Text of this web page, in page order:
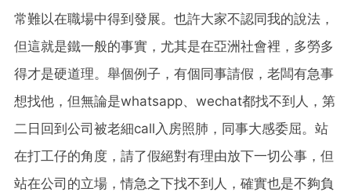
常難以在職場中得到發展。也許大家不認同我的說法，
但這就是鐵一般的事實，尤其是在亞洲社會裡，多勞多
得才是硬道理。舉個例子，有個同事請假，老闆有急事
想找他，但無論是whatsapp、wechat都找不到人，第
二日回到公司被老細call入房照肺，同事大感委屈。站
在打工仔的角度，請了假絕對有理由放下一切公事，但
站在公司的立場，情急之下找不到人，確實也是不夠負